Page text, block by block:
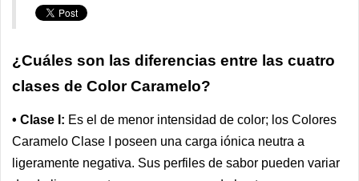
¿Cuáles son las diferencias entre las cuatro
clases de Color Caramelo?
• Clase I: Es el de menor intensidad de color; los Colores
Caramelo Clase I poseen una carga iónica neutra a
ligeramente negativa. Sus perfiles de sabor pueden variar